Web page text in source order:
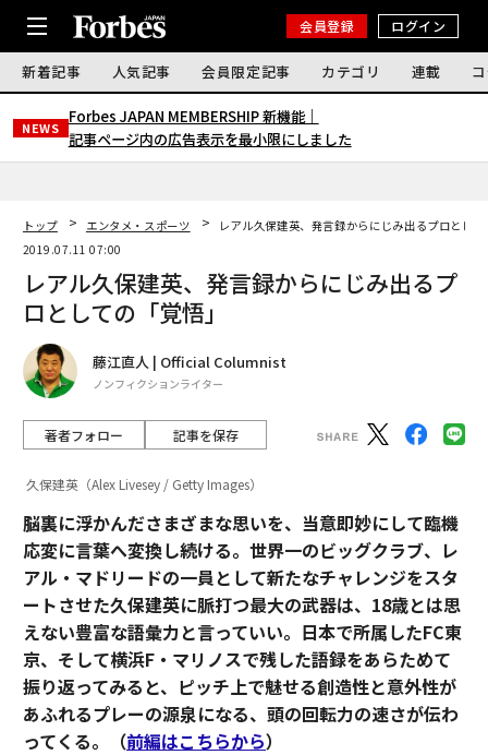
会員登録 ログイン
新着記事 人気記事 会員限定記事 カテゴリ 連載
NEWS
Forbes JAPAN MEMBERSHIP 新機能｜
記事ページ内の広告表示を最小限にしました
トップ エンタメ・スポーツ
レアル久保建英、発言録からにじみ出るプロとし
2019.07.11 07:00
レアル久保建英、発言録からにじみ出るプ
ロとしての「覚悟」
藤江直人 | Official Columnist
ノンフィクションライター
著者フォロー 記事を保存
久保建英（Alex Livesey / Getty Images）
脳裏に浮かんださまざまな思いを、当意即妙にして臨機
応変に言葉へ変換し続ける。世界一のビッグクラブ、レ
アル・マドリードの一員として新たなチャレンジをスタ
ートさせた久保建英に脈打つ最大の武器は、18歳とは思
えない豊富な語彙力と言っていい。日本で所属したFC東
京、そして横浜F・マリノスで残した語録をあらためて
振り返ってみると、ピッチ上で魅せる創造性と意外性が
あふれるプレーの源泉になる、頭の回転力の速さが伝わ
ってくる。（前編はこちらから）